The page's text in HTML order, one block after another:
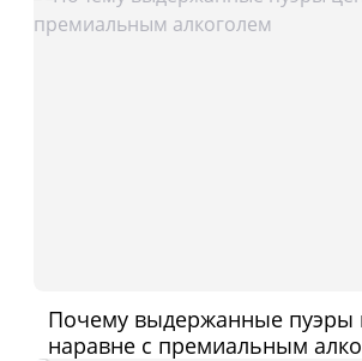
Почему выдержанные пуэры
наравне с премиальным